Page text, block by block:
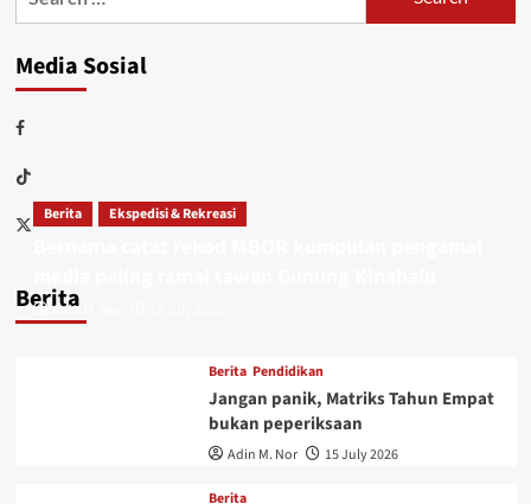
Media Sosial
Berita
Berita Ekspedisi & Rekreasi
Adin M. Nor
Berita Pendidikan
Jangan panik, Matriks Tahun Empat
bukan peperiksaan
Adin M. Nor 15 July 2026
Berita